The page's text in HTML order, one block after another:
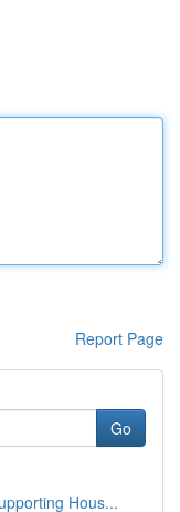
Report Page
Go
Hous...